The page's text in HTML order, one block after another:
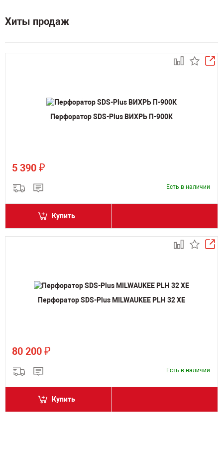
Хиты продаж
Перфоратор SDS-Plus ВИХРЬ П-900К
5 390 ₽
Есть в наличии
Купить
Перфоратор SDS-Plus MILWAUKEE PLH 32 XE
80 200 ₽
Есть в наличии
Купить